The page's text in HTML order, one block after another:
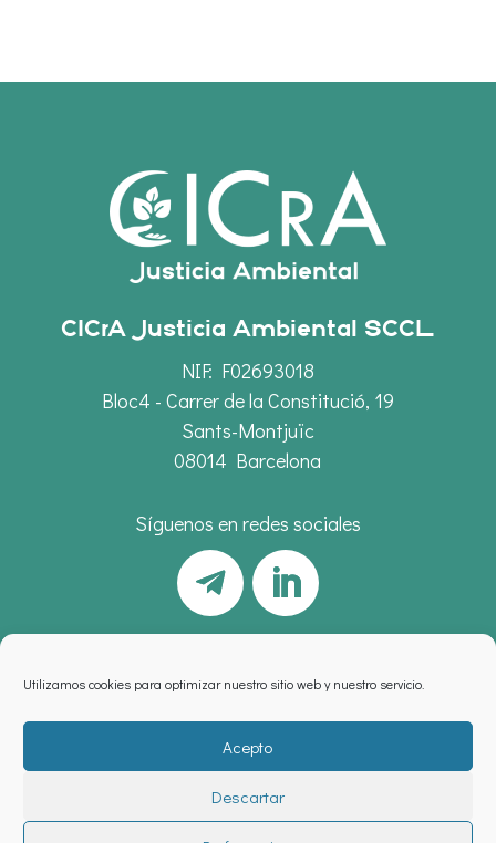
Utilizamos cookies para optimizar nuestro sitio web y nuestro servicio.
Acepto
Descartar
CICrA Justicia Ambiental SCCL
NIF: F02693018
Bloc4 - Carrer de la Constitució, 19
Sants-Montjuïc
08014 Barcelona
Síguenos en redes sociales
política de privacidad